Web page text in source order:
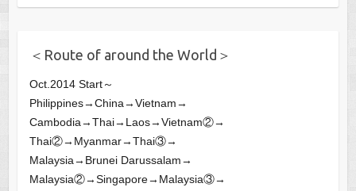
＜Route of around the World＞
Oct.2014 Start～
Philippines→China→Vietnam→
Cambodia→Thai→Laos→Vietnam②→
Thai②→Myanmar→Thai③→
Malaysia→Brunei Darussalam→
Malaysia②→Singapore→Malaysia③→